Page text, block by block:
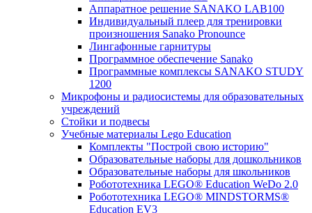
Аппаратное решение SANAKO LAB100
Индивидуальный плеер для тренировки
произношения Sanako Pronounce
Лингафонные гарнитуры
Программное обеспечение Sanako
Программные комплексы SANAKO STUDY
1200
Микрофоны и радиосистемы для образовательных
учреждений
Стойки и подвесы
Учебные материалы Lego Education
Комплекты "Построй свою историю"
Образовательные наборы для дошкольников
Образовательные наборы для школьников
Робототехника LEGO® Education WeDo 2.0
Робототехника LEGO® MINDSTORMS®
Education EV3